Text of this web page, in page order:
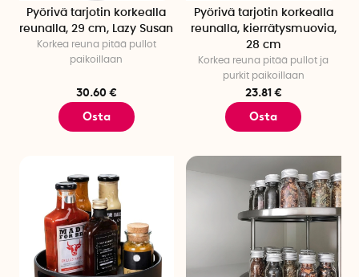
Pyörivä tarjotin korkealla
reunalla, 29 cm, Lazy Susan
Korkea reuna pitää pullot
paikoillaan
30.60 €
Osta
Pyörivä tarjotin korkealla
reunalla, kierrätysmuovia,
28 cm
Korkea reuna pitää pullot ja
purkit paikoillaan
23.81 €
Osta